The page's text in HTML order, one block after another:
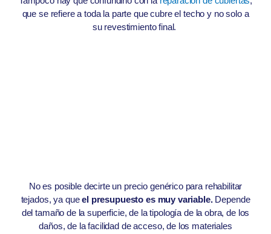
que se refiere a toda la parte que cubre el techo y no solo a
su revestimiento final.
No es posible decirte un precio genérico para rehabilitar
tejados, ya queel presupuesto es muy variable.Depende
del tamaño de la superficie, de la tipología de la obra, de los
daños, de la facilidad de acceso, de los materiales